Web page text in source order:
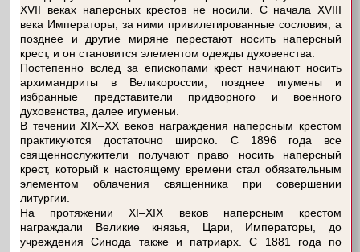
XVII веках наперсных крестов не носили. С начала XVIII
века Императоры, за ними привилегированные сословия, а
позднее и другие миряне перестают носить наперсный
крест, и он становится элементом одежды духовенства.
Постепенно вслед за епископами крест начинают носить
архимандриты в Великороссии, позднее игумены и
избранные представители придворного и военного
духовенства, далее игуменьи.
В течении XIX–XX веков награждения наперсным крестом
практикуются достаточно широко. С 1896 года все
священнослужители получают право носить наперсный
крест, который к настоящему времени стал обязательным
элементом облачения священника при совершении
литургии.
На протяжении XI–XIX веков наперсным крестом
награждали Великие князья, Цари, Императоры, до
учреждения Синода также и патриарх. С 1881 года по